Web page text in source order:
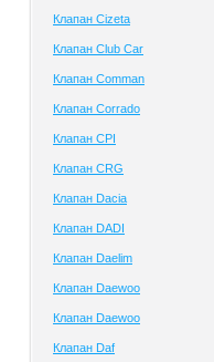
Клапан Cizeta
Клапан Club Сar
Клапан Comman
Клапан Corrado
Клапан CPI
Клапан CRG
Клапан Dacia
Клапан DADI
Клапан Daelim
Клапан Daewoo
Клапан Daewoo
Клапан Daf